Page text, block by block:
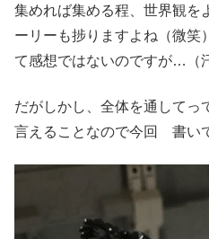
集めれば集める程、世界観
ーリーも捗りますよね（微笑
て感想ではないのですが…（
だがしかし、全体を通してっ
言えることなので今回 書い